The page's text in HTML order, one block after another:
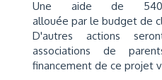
Une aide de
allouée par le budget de
D'autres actions
associations de
financement de ce projet